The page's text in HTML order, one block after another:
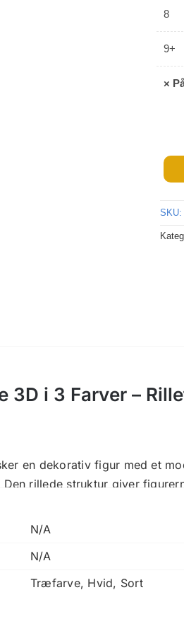
8
9+
×
SKU:
3D i 3 Farver –
en dekorativ figur med et
rillede struktur giver
med en rytmisk
N/A
N/A
Træfarve, Hvid, Sort